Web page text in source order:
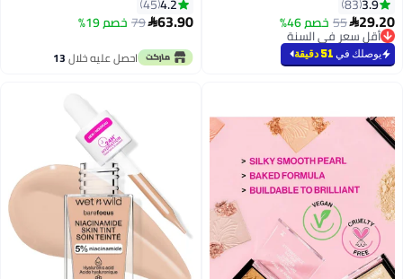
3
83
29.20
55 خصم 46%
أقل سعر في السنة
أقل سعر في السنة
يوصلك في 51 دقيقة
4
45
63.90
79 خصم 19%
احصل عليه خلال13